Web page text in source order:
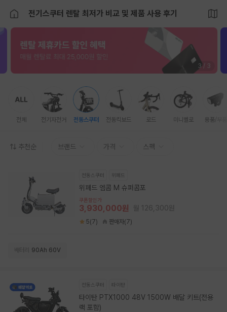
전기스쿠터 렌탈 최저가 비교 및 제품 사용 후기
1 / 3
전체 전기자전거 전동스쿠터 전동킥보드 로드 미니벨로 용품/부품
추천순 브랜드 가격 스펙
전동스쿠터 위페드
위페드 엠콤 M 슈퍼콤포
쿠폰할인가
3,930,000원
5(7) 판매자(7)
90Ah 60V
전동스쿠터 타이탄
타이탄 PTX1000 48V 1500W 배달 키트(전용
랙 포함)